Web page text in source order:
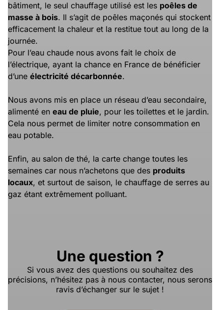
bâtiment, le seul chauffage utilisé est les poêles de
masse à bois. Il s’agit de poêles maçonés qui stockent
efficacement la chaleur et la restitue tout au long de la
journée.
Pour l’eau chaude nous avons fait le choix de
l’électrique, ayant la chance en France de bénéficier
d’une électricité décarbonnée.
Nous avons mis en place un réseau d’eau secondaire,
alimenté en eau de pluie, pour les toilettes et le jardin.
Cela nous permet de limiter notre consommation en
eau potable.
Enfin, au salon de thé, la carte change toutes les
semaines car nous n’achetons que des produits
locaux, et surtout de saison, le chauffage de serres au
gaz étant extrêmement polluant.
Une question ?
Si vous avez des questions ou souhaitez des
précisions, n’hésitez pas à nous contacter, nous serons
ravis d’échanger sur le sujet !